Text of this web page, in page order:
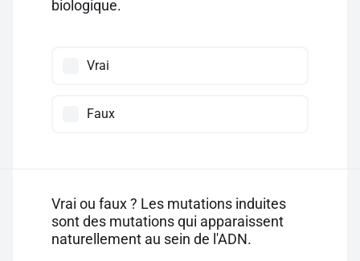
biologique.
Vrai
Faux
Vrai ou faux ? Les mutations induites
sont des mutations qui apparaissent
naturellement au sein de l'ADN.